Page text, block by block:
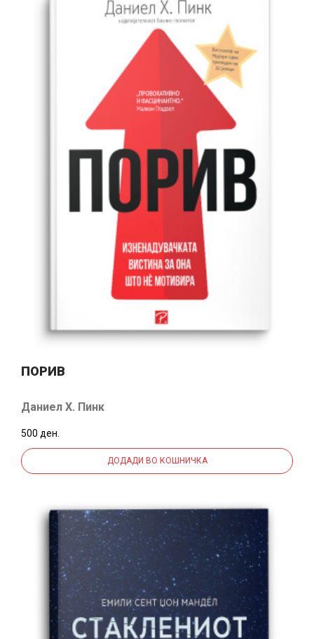
ПОРИВ
Даниел Х. Пинк
500 ден.
ДОДАДИ ВО КОШНИЧКА